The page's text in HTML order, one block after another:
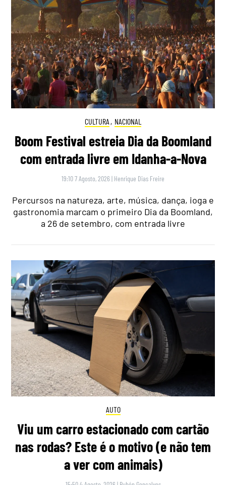
CULTURA , NACIONAL
Boom Festival estreia Dia da Boomland
com entrada livre em Idanha-a-Nova
19:10 7 Agosto, 2026 | Henrique Dias Freire
Percursos na natureza, arte, música, dança, ioga e
gastronomia marcam o primeiro Dia da Boomland,
a 26 de setembro, com entrada livre
AUTO
Viu um carro estacionado com cartão
nas rodas? Este é o motivo (e não tem
a ver com animais)